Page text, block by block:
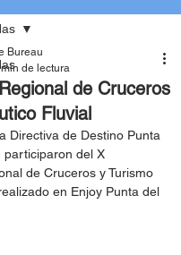
de Cruceros
Fluvial
Bureau
de lectura
Directiva de Destino Punta
participaron del X
de Cruceros y Turismo
en Enjoy Punta del